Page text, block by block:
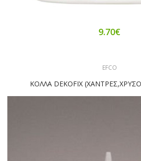
9.70€
EFCO
ΚΟΛΛΑ DEKOFIX